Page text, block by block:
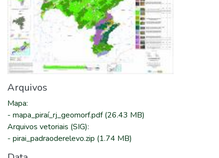
Arquivos
Mapa:
- mapa_piraí_rj_geomorf.pdf(26.43 MB)
Arquivos vetoriais (SIG):
- pirai_padraoderelevo.zip (1.74 MB)